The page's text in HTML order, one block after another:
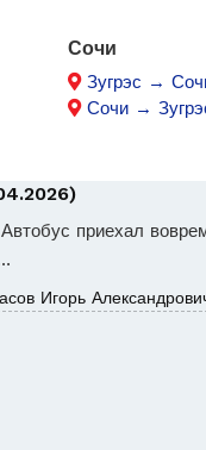
Сочи
Зугрэс →
Сочи →
приехал
Игорь